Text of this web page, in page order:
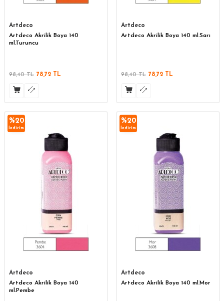
Artdeco
Artdeco Akrilik Boya 140
ml.Turuncu
98,40TL 78,72 TL
Artdeco
Artdeco Akrilik Boya 140 ml.Sarı
98,40TL 78,72 TL
%20
İndirim
Artdeco
Artdeco Akrilik Boya 140
ml.Pembe
%20
İndirim
Artdeco
Artdeco Akrilik Boya 140 ml.Mor